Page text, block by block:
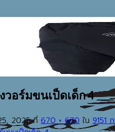
วอร์มขนเป็ดเด็ก 4
2025ที่ 670 × 670 ใน 9151